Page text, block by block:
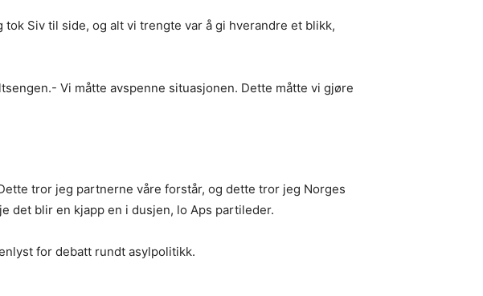
Siv til side, og alt vi trengte var å gi hverandre et blikk,
Vi måtte avspenne situasjonen. Dette måtte vi gjøre
tror jeg partnerne våre forstår, og dette tror jeg Norges
det blir en kjapp en i dusjen, lo Aps partileder.
for debatt rundt asylpolitikk.